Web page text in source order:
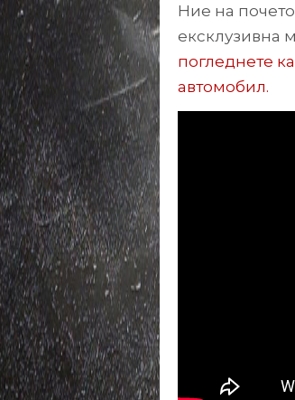
Ние на
ексклузивна
погледнете
автомобил.